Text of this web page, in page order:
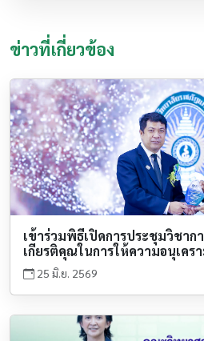
ข่าวที่เกี่ยวข้อง
เข้าร่วมพิธีเปิดการประชุมวิชาก
เกียรติคุณในการให้ความอนุเคร
25 มิ.ย. 2569